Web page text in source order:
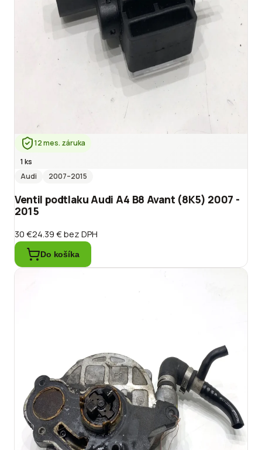
12 mes. záruka
1 ks
Audi
2007–2015
Ventil podtlaku Audi A4 B8 Avant (8K5) 2007 -
2015
30 €24.39 €bez DPH
Do košíka